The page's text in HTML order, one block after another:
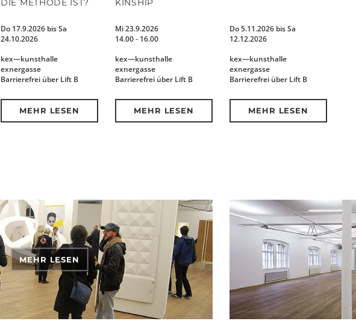
DIE METHODE IST?
Do 17.9.2026 bis Sa
24.10.2026
kex—kunsthalle
exnergasse
Barrierefrei über Lift B
MEHR LESEN
KINSHIP
Mi 23.9.2026
14.00 - 16.00
kex—kunsthalle
exnergasse
Barrierefrei über Lift B
MEHR LESEN
Do 5.11.2026 bis Sa
12.12.2026
kex—kunsthalle
exnergasse
Barrierefrei über Lift B
MEHR LESEN
MEHR LESEN